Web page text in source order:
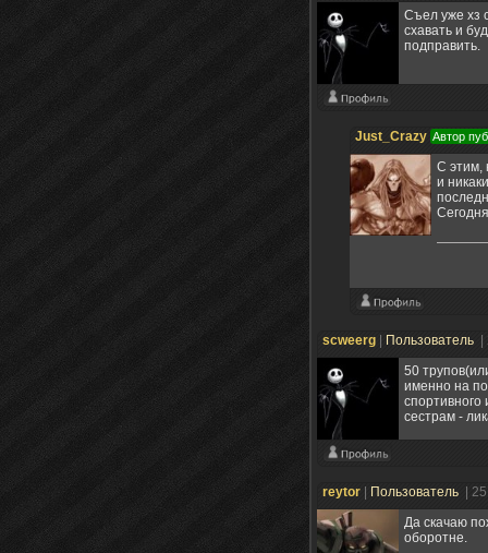
Съел уже хз
схавать и
подправить.
Just_Crazy Автор
C этим,
и
scweerg Пользователь
50
именно на
спортивного
сестрам -
reytor Пользователь
|
Да скачаю
оборотне.